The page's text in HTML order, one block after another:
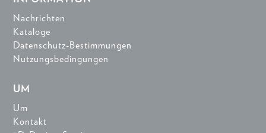
Nachrichten
Kataloge
Datenschutz-Bestimmungen
Nutzungsbedingungen
UM
Um
Kontakt